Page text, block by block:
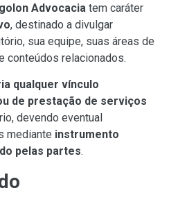
Advocacia tem caráter
, destinado a divulgar
sua equipe, suas áreas de
conteúdos relacionados.
qualquer vínculo
de prestação de serviços
devendo eventual
mediante instrumento
pelas partes.